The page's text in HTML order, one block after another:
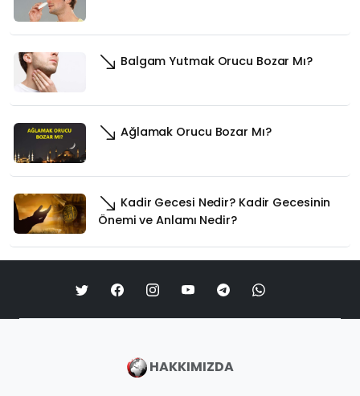
Balgam Yutmak Orucu Bozar Mı?
Ağlamak Orucu Bozar Mı?
Kadir Gecesi Nedir? Kadir Gecesinin
Önemi ve Anlamı Nedir?
HAKKIMIZDA